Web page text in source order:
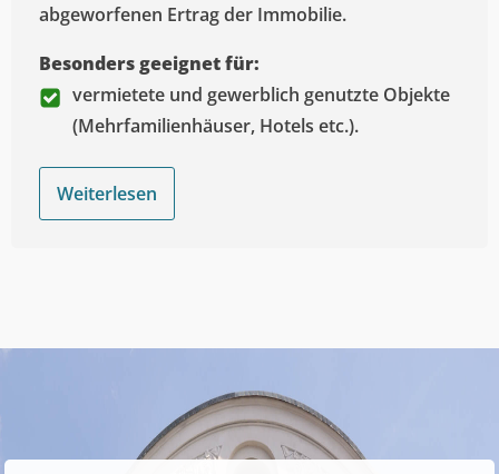
abgeworfenen Ertrag der Immobilie.
Besonders geeignet für:
vermietete und gewerblich genutzte Objekte
(Mehrfamilienhäuser, Hotels etc.).
Weiterlesen